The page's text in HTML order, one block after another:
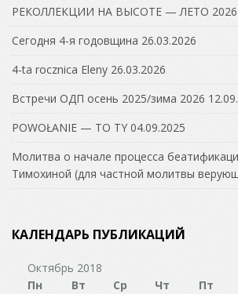
РЕКОЛЛЕКЦИИ НА ВЫСОТЕ — ЛЕТО 2026
Сегодня 4-я годовщина 26.03.2026
4-ta rocznica Eleny 26.03.2026
Встречи ОДП осень 2025/зима 2026
POWOŁANIE — TO TY 04.09.2025
Молитва о начале процесса
Тимохиной (для частной молитвы
КАЛЕНДАРЬ ПУБЛИКАЦИЙ
Октябрь 2018
Пн
Вт Ср Чт Пт